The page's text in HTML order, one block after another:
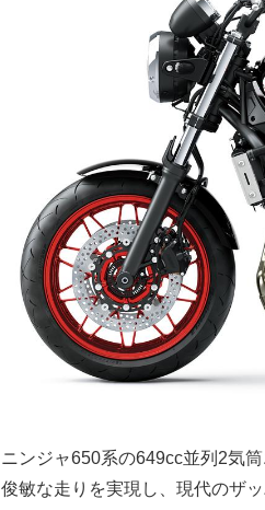
ニンジャ650系の649cc並列2気
俊敏な走りを実現し、現代のザ